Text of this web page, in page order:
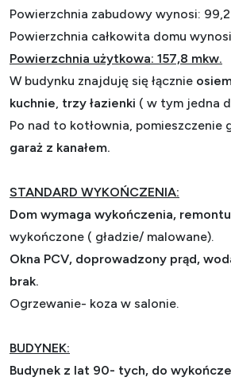
Powierzchnia zabudowy wynosi: 99,2
Powierzchnia całkowita domu
Powierzchnia użytkowa: 157,8 mkw.
W budynku znajduję się łącznie
kuchnie trzy łazienki ( w tym jedna
Po nad to kotłownia, pomieszczenie
garaż z kanałem.
STANDARD WYKOŃCZENIA:
Dom wymaga wykończenia, remontu
wykończone ( gładzie/ malowane).
Okna PCV, doprowadzony prąd,
brak.
Ogrzewanie- koza w salonie.
BUDYNEK:
Budynek z lat 90- tych, do